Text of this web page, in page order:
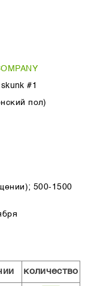
#1
пол)
500-1500
количество